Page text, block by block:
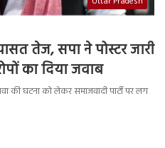
तेज, सपा ने पोस्टर जारी
का दिया जवाब
की घटना को लेकर समाजवादी पार्टी पर लग